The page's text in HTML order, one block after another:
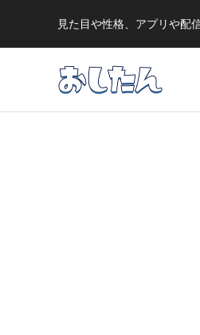
見た目や性格、アプリや配